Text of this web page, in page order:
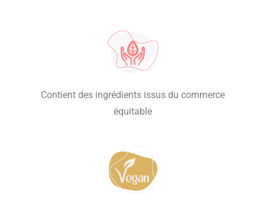
Contient des ingrédients issus du commerce
équitable